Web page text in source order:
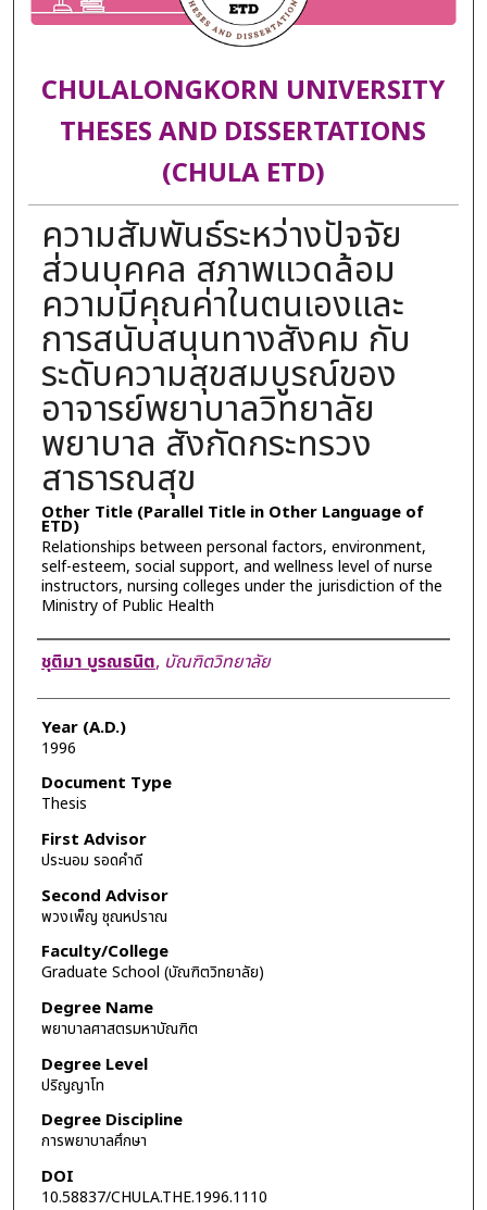
CHULALONGKORN UNIVERSITY
THESES AND DISSERTATIONS
(CHULA ETD)
ความสัมพันธ์ระหว่างปัจจัย
ส่วนบุคคล สภาพแวดล้อม
ความมีคุณค่าในตนเองและ
การสนับสนุนทางสังคม กับ
ระดับความสุขสมบูรณ์ของ
อาจารย์พยาบาลวิทยาลัย
พยาบาล สังกัดกระทรวง
สาธารณสุข
Other Title (Parallel Title in Other Language of
ETD)
Relationships between personal factors, environment,
self-esteem, social support, and wellness level of nurse
instructors, nursing colleges under the jurisdiction of the
Ministry of Public Health
Author
ชุติมา บูรณธนิต, บัณฑิตวิทยาลัย
Year (A.D.)
1996
Document Type
Thesis
First Advisor
ประนอม รอดคำดี
Second Advisor
พวงเพ็ญ ชุณหปราณ
Faculty/College
Graduate School (บัณฑิตวิทยาลัย)
Degree Name
พยาบาลศาสตรมหาบัณฑิต
Degree Level
ปริญญาโท
Degree Discipline
การพยาบาลศึกษา
DOI
10.58837/CHULA.THE.1996.1110